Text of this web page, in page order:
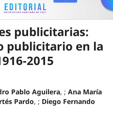
publicitarias:
publicitario en la
2015
Pablo Aguilera, ; Ana María
Pardo, ; Diego Fernando